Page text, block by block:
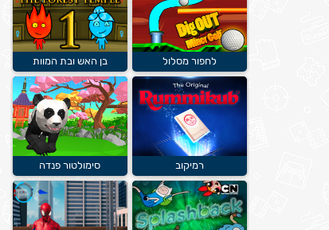
לחפור מסלול בן האש ובת המוות
רמיקוב סימולטור פנדה